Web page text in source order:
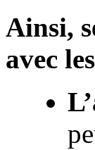
Ainsi,
avec